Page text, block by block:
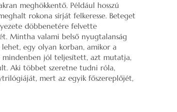
meghökkentő. Például hosszú
rokona sírját felkeresse. Beteget
döbbenetére felvette
Mintha valami belső nyugtalanság
egy olyan korban, amikor a
mindenben jól teljesített, azt mutatja,
Aki többet szeretne tudni róla,
mert az egyik főszereplőjét,